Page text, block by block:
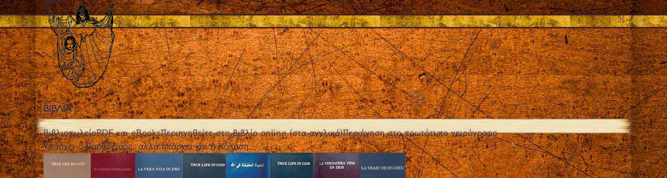
ΒΙΒΛΙΑ
ΒιβλιοπωλείοPDF και eBooksΠεριηγηθείτε στο βιβλίο online (στα αγγλικά)Περιήγηση στο πρωτότυπο χειρόγραφο
Υπάρχει ο Παράδεισος, αλλά υπάρχει και η Κόλαση
Close